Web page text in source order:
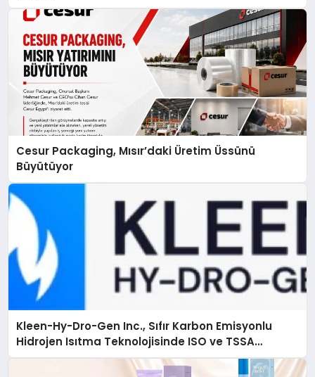
Cesur Packaging, Mısır’daki Üretim Üssünü
Büyütüyor
Kleen-Hy-Dro-Gen Inc., Sıfır Karbon Emisyonlu
Hidrojen Isıtma Teknolojisinde ISO ve TSSA
Düzenleyici Onaylarını Aldı